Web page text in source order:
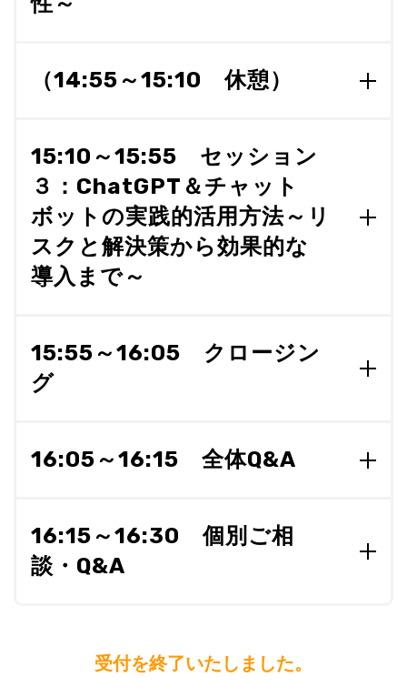
化・自動化などの具体的なDX取り組み事例を紹介
様のビジネスの進化にお役立てください。
介します。このセッションではnVisionの機能や特
長、そして画像認識AIがもたらす未来の可能性に焦
やフルハーネス装着チェック、ARグラスを駆使した
読取り・物体検出など、幅広いシーンでの適用例を
ご紹介いたします。AIを活用した未来への一歩を踏
み出すための情報を、ぜひこのセッションでご体験
ください。
＜講師＞ ソリューション戦略本部 第１ソリューショ
（14:55～15:10 休憩）
15:10～15:55 セッション
３：ChatGPT＆チャット
ボットの実践的活用方法～リ
スクと解決策から効果的な
導入まで～
カスを当てたセッションをお届けいたします。Chat
GPTやチャットボットの概要を解説し、NDISにおけ
る業務別の活用事例を紹介。その中で、ChatGPTの
し、安心して活用する方法について説明します。
現に向けたNDISのサポートなどについても触れま
す。未来のAI活用を拓くための大切な一歩を共に進
めましょう。
15:55～16:05 クロージン
グ
16:05～16:15 全体Q&A
16:15～16:30 個別ご相
談・Q&A
受付を終了いたしました。